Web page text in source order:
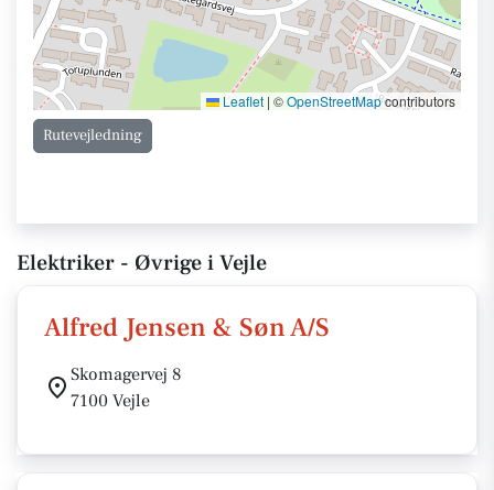
Leaflet | ©OpenStreetMapcontributors
Rutevejledning
Elektriker - Øvrige i Vejle
Alfred Jensen & Søn A/S
Skomagervej 8
7100 Vejle